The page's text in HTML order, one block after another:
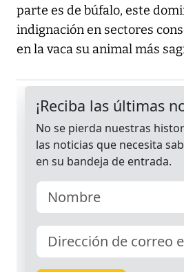
parte es de búfalo, este
indignación en sectores
en la vaca su animal más